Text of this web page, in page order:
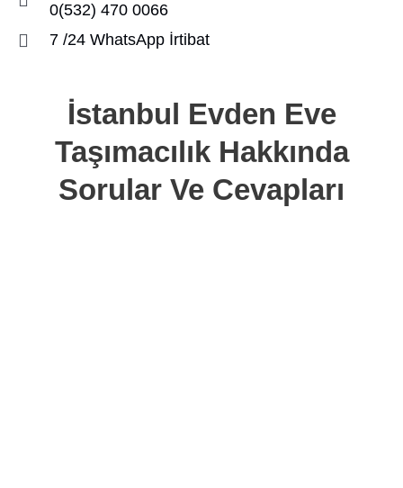
0(532) 470 0066
7 /24 WhatsApp İrtibat
İstanbul Evden Eve
Taşımacılık Hakkında
Sorular Ve Cevapları